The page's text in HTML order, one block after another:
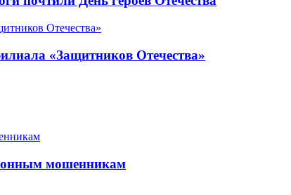
«Защитников Отечества»
мошенникам